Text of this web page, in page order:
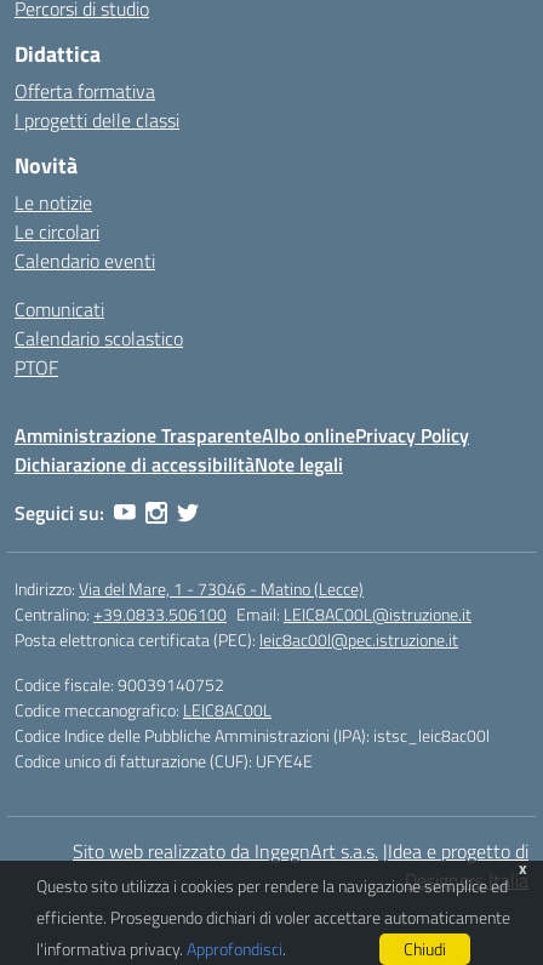
Percorsi di studio
Didattica
Offerta formativa
I progetti delle classi
Novità
Le notizie
Le circolari
Calendario eventi
Comunicati
Calendario scolastico
PTOF
Amministrazione TrasparenteAlbo onlinePrivacy Policy
Dichiarazione di accessibilitàNote legali
Seguici su:
Indirizzo:Via del Mare, 1 - 73046 - Matino (Lecce)
Centralino:+39.0833.506100 Email: LEIC8AC00L@istruzione.it
Posta elettronica certificata (PEC): leic8ac00l@pec.istruzione.it
Codice fiscale: 90039140752
Codice meccanografico: LEIC8AC00L
Codice Indice delle Pubbliche Amministrazioni (IPA): istsc_leic8ac00l
Codice unico di fatturazione (CUF): UFYE4E
Sito web realizzato da IngegnArt s.a.s. |Idea e progetto di
Designers Italia
x
Questo sito utilizza i cookies per rendere la navigazione semplice ed
efficiente. Proseguendo dichiari di voler accettare automaticamente
l'informativa privacy.Approfondisci. Chiudi